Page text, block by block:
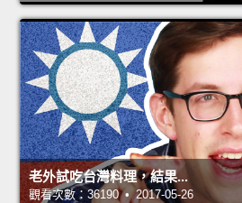
老外試吃台灣料理，結果...
觀看次數：36190 • 2017-05-26